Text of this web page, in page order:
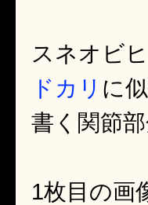
スネオビ
ドカリ に
書く関節
1枚目の画